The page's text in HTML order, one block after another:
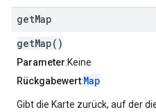
getMap
getMap()
Parameter:Keine
Rückgabewert:Map
Gibt die Karte zurück, auf der